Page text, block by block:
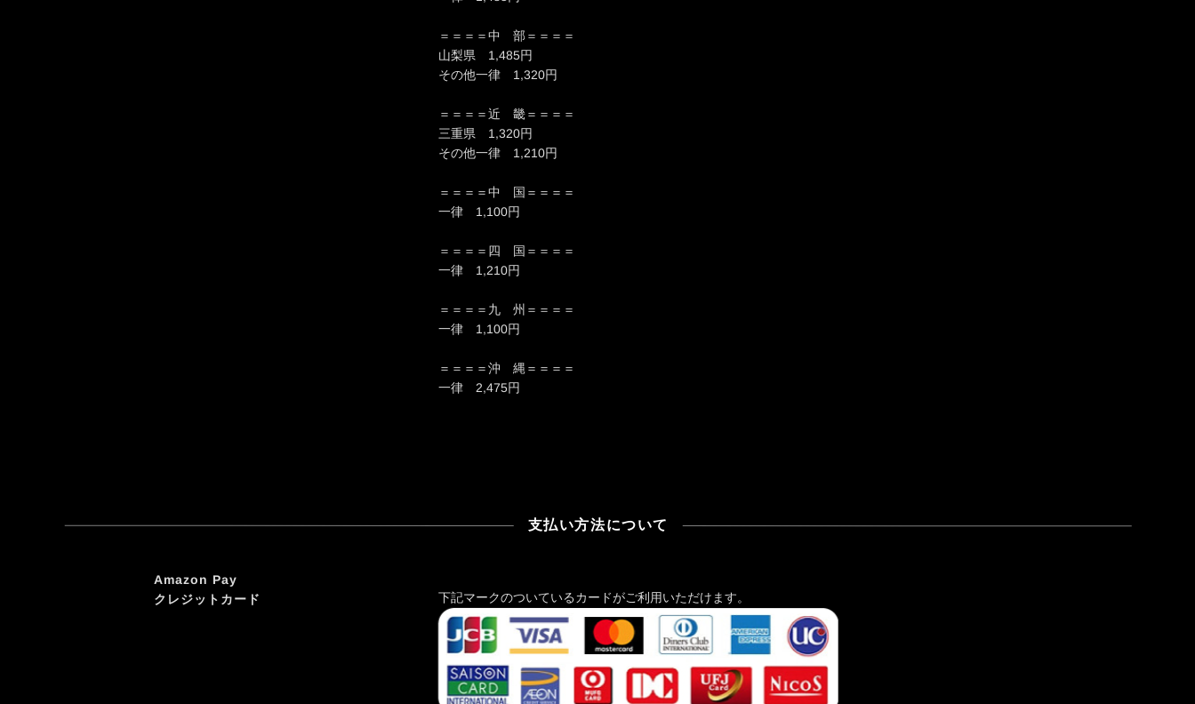
＝＝＝＝中 部＝＝＝＝
山梨県 1,485円
その他一律 1,320円
＝＝＝＝近 畿＝＝＝＝
三重県 1,320円
その他一律 1,210円
＝＝＝＝中 国＝＝＝＝
一律 1,100円
＝＝＝＝四 国＝＝＝＝
一律 1,210円
＝＝＝＝九 州＝＝＝＝
一律 1,100円
＝＝＝＝沖 縄＝＝＝＝
一律 2,475円
支払い方法について
Amazon Pay
クレジットカード 下記マークのついているカードがご利用いただけます。